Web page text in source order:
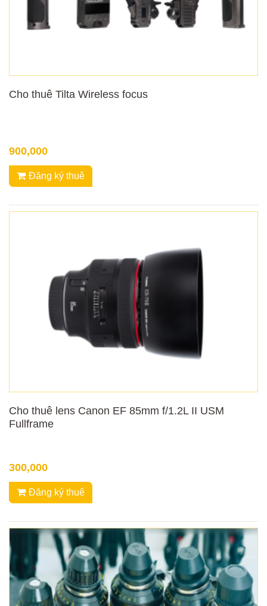
Cho thuê Tilta Wireless focus
900,000
Đăng ký thuê
Cho thuê lens Canon EF 85mm f/1.2L II USM
Fullframe
300,000
Đăng ký thuê